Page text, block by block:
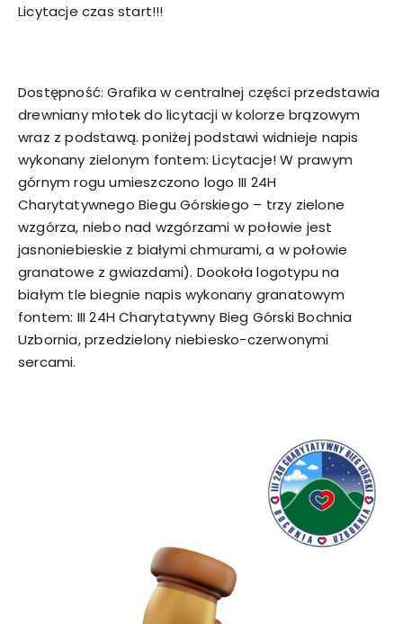
Licytacje czas start!!!
Dostępność: Grafika w centralnej części przedstawia
drewniany młotek do licytacji w kolorze brązowym
wraz z podstawą. poniżej podstawi widnieje napis
wykonany zielonym fontem: Licytacje! W prawym
górnym rogu umieszczono logo III 24H
Charytatywnego Biegu Górskiego – trzy zielone
wzgórza, niebo nad wzgórzami w połowie jest
jasnoniebieskie z białymi chmurami, a w połowie
granatowe z gwiazdami). Dookoła logotypu na
białym tle biegnie napis wykonany granatowym
fontem: III 24H Charytatywny Bieg Górski Bochnia
Uzbornia, przedzielony niebiesko-czerwonymi
sercami.